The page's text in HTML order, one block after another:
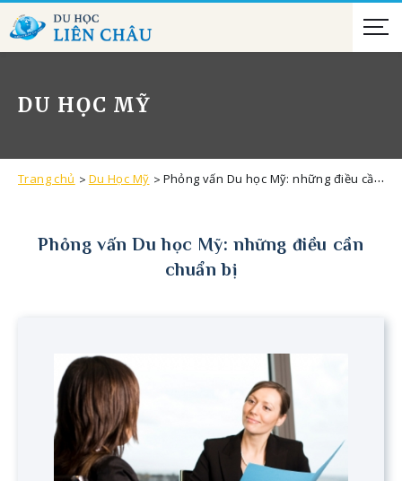
DU HỌC MỸ
Trang chủ Du Học Mỹ Phỏng vấn Du học Mỹ: những điều cần chuẩn bị
Phỏng vấn Du học Mỹ: những điều cần
chuẩn bị